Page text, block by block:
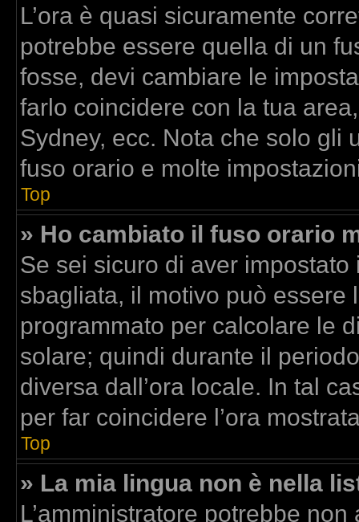
L’ora è quasi sicuramente
potrebbe essere quella di un
fosse, devi cambiare le
farlo coincidere con la tua
Sydney, ecc. Nota che solo gli
fuso orario e molte
Top
» Ho cambiato il fuso orario
Se sei sicuro di aver
sbagliata, il motivo può essere
programmato per calcolare le
solare; quindi durante il
diversa dall’ora locale. In tal
per far coincidere l’ora
Top
» La mia lingua non è nella
L’amministratore potrebbe